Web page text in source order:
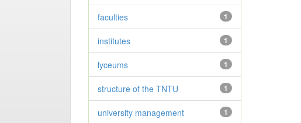
1
faculties
1
institutes
1
lyceums
1
structure of the TNTU
1
university management